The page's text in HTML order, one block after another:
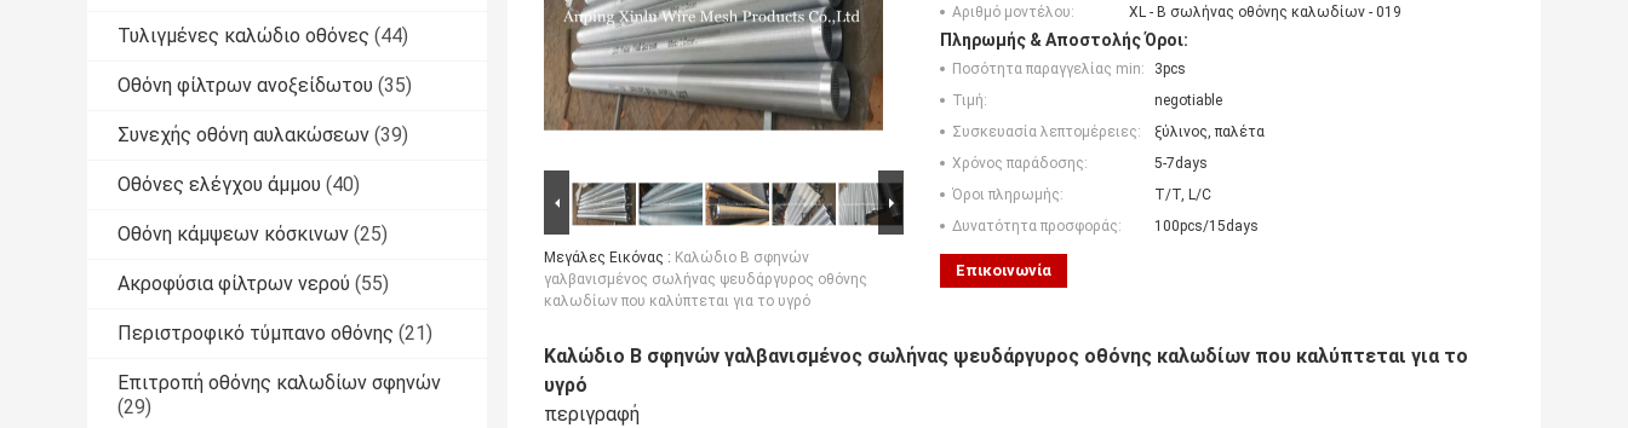
Τυλιγμένες καλώδιο οθόνες (44)
Οθόνη φίλτρων ανοξείδωτου (35)
Συνεχής οθόνη αυλακώσεων (39)
Οθόνες ελέγχου άμμου (40)
Οθόνη κάμψεων κόσκινων (25)
Ακροφύσια φίλτρων νερού (55)
Περιστροφικό τύμπανο οθόνης (21)
Επιτροπή οθόνης καλωδίων σφηνών
(29)
Μεγάλες Εικόνας : Καλώδιο Β σφηνών
γαλβανισμένος σωλήνας ψευδάργυρος οθόνης
καλωδίων που καλύπτεται για το υγρό
Αριθμό μοντέλου:
XL - Β σωλήνας οθόνης καλωδίων - 019
Πληρωμής & Αποστολής Όροι:
Ποσότητα παραγγελίας min:
3pcs
Τιμή:
negotiable
Συσκευασία λεπτομέρειες:
ξύλινος, παλέτα
Χρόνος παράδοσης:
5-7days
Όροι πληρωμής:
T/T, L/C
Δυνατότητα προσφοράς:
100pcs/15days
Επικοινωνία
Καλώδιο Β σφηνών γαλβανισμένος σωλήνας ψευδάργυρος οθόνης καλωδίων που καλύπτεται για το
υγρό
περιγραφή